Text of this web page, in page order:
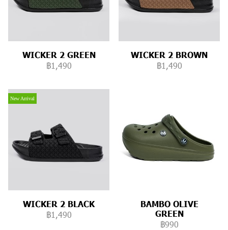
WICKER 2 GREEN
฿1,490
WICKER 2 BROWN
฿1,490
New Arrival
WICKER 2 BLACK
฿1,490
BAMBO OLIVE
GREEN
฿990